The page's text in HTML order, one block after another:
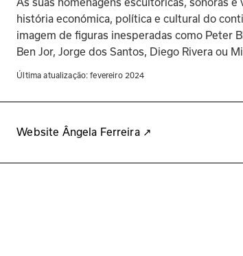
história económica, política e cultural do
imagem de figuras inesperadas como Peter
Ben Jor, Jorge dos Santos, Diego Rivera ou
Última atualização: fevereiro 2024
Website Ângela Ferreira↗